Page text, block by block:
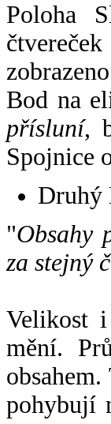
Poloha
Bod na
přísluní,
Spojnice
Druhý
"Obsahy
za stejný
Velikost
mění.
pohybují